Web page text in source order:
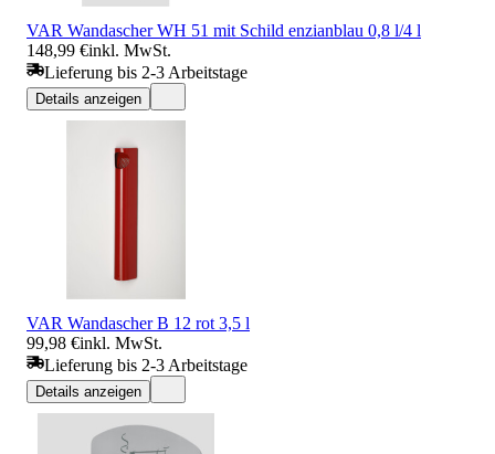
VAR Wandascher WH 51 mit Schild enzianblau 0,8 l/4 l
148,99 €inkl. MwSt.
Lieferung bis 2-3 Arbeitstage
Details anzeigen
VAR Wandascher B 12 rot 3,5 l
99,98 €inkl. MwSt.
Lieferung bis 2-3 Arbeitstage
Details anzeigen